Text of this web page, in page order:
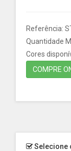
Referência:
Quantidade
Cores
COMPRE
Selecione